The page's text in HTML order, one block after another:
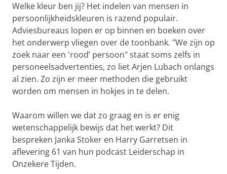
Welke kleur ben jij? Het indelen van mensen in
persoonlijkheidskleuren is razend populair.
Adviesbureaus lopen er op binnen en boeken over
het onderwerp vliegen over de toonbank. "We zijn op
zoek naar een 'rood’ persoon" staat soms zelfs in
personeelsadvertenties, zo liet Arjen Lubach onlangs
al zien. Zo zijn er meer methoden die gebruikt
worden om mensen in hokjes in te delen.
Waarom willen we dat zo graag en is er enig
wetenschappelijk bewijs dat het werkt? Dit
bespreken Janka Stoker en Harry Garretsen in
aflevering 61 van hun podcast Leiderschap in
Onzekere Tijden.